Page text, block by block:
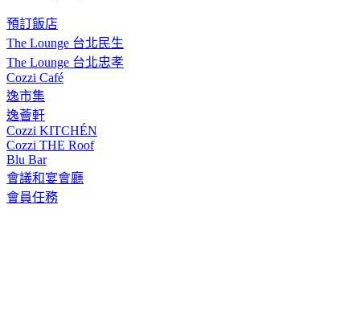
預訂飯店
The Lounge 台北民生
The Lounge 台北忠孝
Cozzi Café
逸市集
逸薈軒
Cozzi KITCHÉN
Cozzi THE Roof
Blu Bar
會議和宴會廳
會員任務